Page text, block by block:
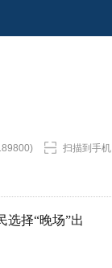
扫描到手机
选择“晚场”出